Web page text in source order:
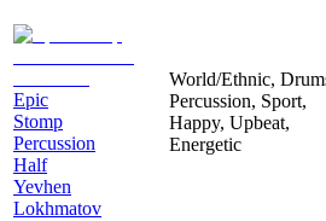
Epic
Stomp
Percussion
Half
Yevhen
Lokhmatov
World/Ethnic,
Percussion, Sport,
Happy, Upbeat,
Energetic